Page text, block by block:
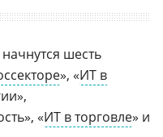
шесть
», «ИТ в
«ИТ в торговле» и